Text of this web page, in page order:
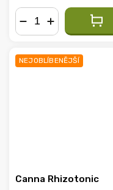
NEJOBLÍBENĚJŠÍ
Canna Rhizotonic